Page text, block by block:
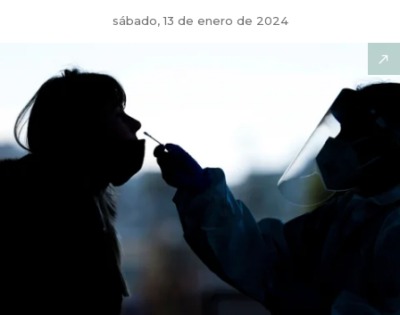
sábado, 13 de enero de 2024